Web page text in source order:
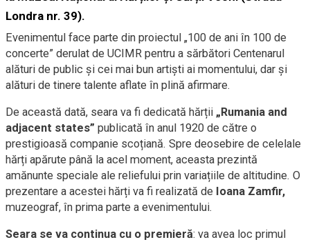
Londra nr. 39).
Evenimentul face parte din proiectul „100 de ani în 100 de
concerte” derulat de UCIMR pentru a sărbători Centenarul
alături de public și cei mai bun artiști ai momentului, dar și
alături de tinere talente aflate în plină afirmare.
De această dată, seara va fi dedicată hărții „ Rumania and
adjacent states” publicată în anul 1920 de către o
prestigioasă companie scoțiană. Spre deosebire de celelale
hărți apărute până la acel moment, aceasta prezintă
amănunte speciale ale reliefului prin variațiile de altitudine. O
prezentare a acestei hărți va fi realizată de Ioana Zamfir,
muzeograf, în prima parte a evenimentului.
Seara se va continua cu o premieră: va avea loc primul